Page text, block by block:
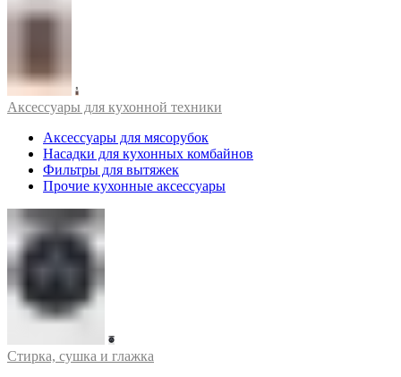
Аксессуары для кухонной техники
Аксессуары для мясорубок
Насадки для кухонных комбайнов
Фильтры для вытяжек
Прочие кухонные аксессуары
Стирка, сушка и глажка